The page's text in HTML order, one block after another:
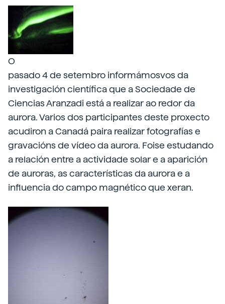
O
pasado 4 de setembro informámosvos da
investigación científica que a Sociedade de
Ciencias Aranzadi está a realizar ao redor da
aurora. Varios dos participantes deste proxecto
acudiron a Canadá paira realizar fotografías e
gravacións de vídeo da aurora. Foise estudando
a relación entre a actividade solar e a aparición
de auroras, as características da aurora e a
influencia do campo magnético que xeran.